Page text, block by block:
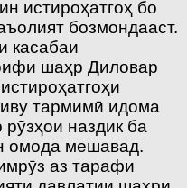
истироҳатгоҳ бо
бозмондааст.
касабаи
шаҳр Диловар
тармимӣ идома
наздик ба
омода мешавад.
аз тарафи